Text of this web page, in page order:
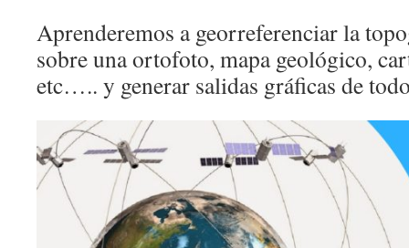
Aprenderemos a georreferenciar la
sobre una ortofoto, mapa geológico,
etc….. y generar salidas gráficas de